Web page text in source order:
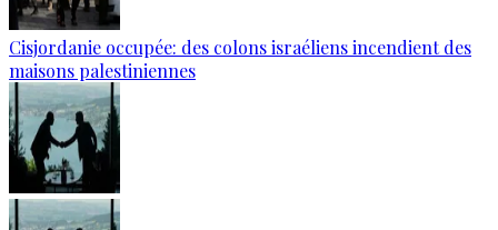
Cisjordanie occupée: des colons israéliens incendient des
maisons palestiniennes